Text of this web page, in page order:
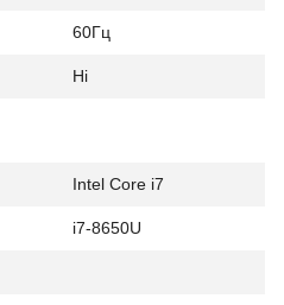
60Гц
Ні
Intel Core i7
i7-8650U